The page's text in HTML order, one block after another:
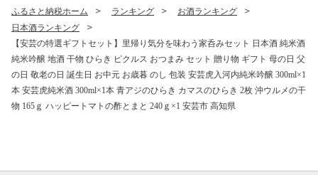
ふるさと納税ホーム ランキング
お酒ランキング
日本酒ランキング
【安芸の特選ギフトセット】里帰り気分を味わう家呑みセット 日本酒 純米酒
純米吟醸 地酒 干物 ひらき ピクルス おつまみ セット 贈り物 ギフト 母の日 父
の日 敬老の日 誕生日 お中元 お歳暮 のし 包装 安芸虎入河内純米吟醸 300ml×1
本 安芸虎純米酒 300ml×1本 青アジのひらき カマスのひらき 2枚 沖ウルメの干
物 165ｇ ハッピートマトの酢とまと 240ｇ×1 安芸市 高知県